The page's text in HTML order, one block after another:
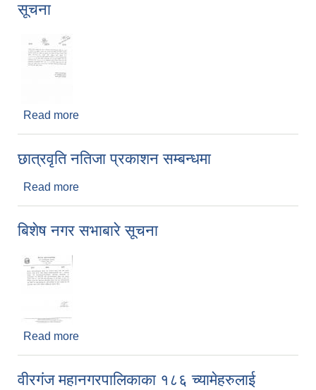
सूचना
Read more
छात्रवृति नतिजा प्रकाशन सम्बन्धमा
Read more
बिशेष नगर सभाबारे सूचना
Read more
वीरगंज महानगरपालिकाका १८६ च्यामेहरुलाई